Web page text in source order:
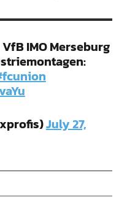
IMO Merseburg
July 27,